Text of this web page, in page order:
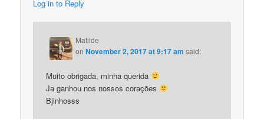
Log in to Reply
Matilde
onNovember 2, 2017 at 9:17 am said:
Muito obrigada, minha querida
Ja ganhou nos nossos corações
Bjinhosss